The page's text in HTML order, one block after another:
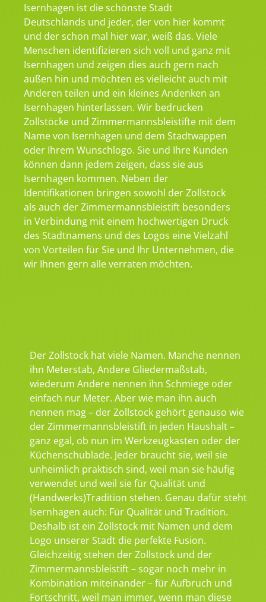
Isernhagen ist die schönste Stadt
Deutschlands und jeder, der von hier kommt
und der schon mal hier war, weiß das. Viele
Menschen identifizieren sich voll und ganz mit
Isernhagen und zeigen dies auch gern nach
außen hin und möchten es vielleicht auch mit
Anderen teilen und ein kleines Andenken an
Isernhagen hinterlassen. Wir bedrucken
Zollstöcke und Zimmermannsbleistifte mit dem
Name von Isernhagen und dem Stadtwappen
oder Ihrem Wunschlogo. Sie und Ihre Kunden
können dann jedem zeigen, dass sie aus
Isernhagen kommen. Neben der
Identifikationen bringen sowohl der Zollstock
als auch der Zimmermannsbleistift besonders
in Verbindung mit einem hochwertigen Druck
des Stadtnamens und des Logos eine Vielzahl
von Vorteilen für Sie und Ihr Unternehmen, die
wir Ihnen gern alle verraten möchten.
Der Zollstock hat viele Namen. Manche nennen
ihn Meterstab, Andere Gliedermaßstab,
wiederum Andere nennen ihn Schmiege oder
einfach nur Meter. Aber wie man ihn auch
nennen mag – der Zollstock gehört genauso wie
der Zimmermannsbleistift in jeden Haushalt –
ganz egal, ob nun im Werkzeugkasten oder der
Küchenschublade. Jeder braucht sie, weil sie
unheimlich praktisch sind, weil man sie häufig
verwendet und weil sie für Qualität und
(Handwerks)Tradition stehen. Genau dafür steht
Isernhagen auch: Für Qualität und Tradition.
Deshalb ist ein Zollstock mit Namen und dem
Logo unserer Stadt die perfekte Fusion.
Gleichzeitig stehen der Zollstock und der
Zimmermannsbleistift – sogar noch mehr in
Kombination miteinander – für Aufbruch und
Fortschritt, weil man immer, wenn man diese